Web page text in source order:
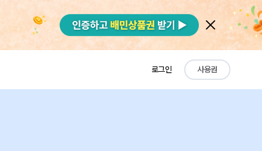
로그인 사용권